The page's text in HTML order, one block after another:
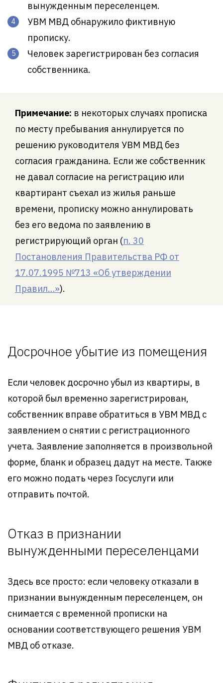
вынужденным переселенцем.
УВМ МВД обнаружило фиктивную
прописку.
Человек зарегистрирован без согласия
собственника.
Примечание: в некоторых случаях прописка
по месту пребывания аннулируется по
решению руководителя УВМ МВД без
согласия гражданина. Если же собственник
не давал согласие на регистрацию или
квартирант съехал из жилья раньше
времени, прописку можно аннулировать
без его ведома по заявлению в
регистрирующий орган (п. 30
Постановления Правительства РФ от
17.07.1995 №713 «Об утверждении
Правил…»).
Досрочное убытие из помещения
Если человек досрочно убыл из квартиры, в
которой был временно зарегистрирован,
собственник вправе обратиться в УВМ МВД с
заявлением о снятии с регистрационного
учета. Заявление заполняется в произвольной
форме, бланк и образец дадут на месте. Также
его можно подать через Госуслуги или
отправить почтой.
Отказ в признании
вынужденными переселенцами
Здесь все просто: если человеку отказали в
признании вынужденным переселенцем, он
снимается с временной прописки на
основании соответствующего решения УВМ
МВД об отказе.